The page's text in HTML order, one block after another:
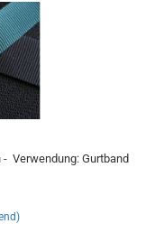
- Verwendung: Gurtband